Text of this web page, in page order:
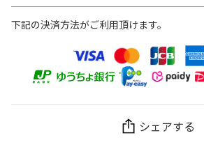
下記の決済方法がご利用頂けます。
シェアする